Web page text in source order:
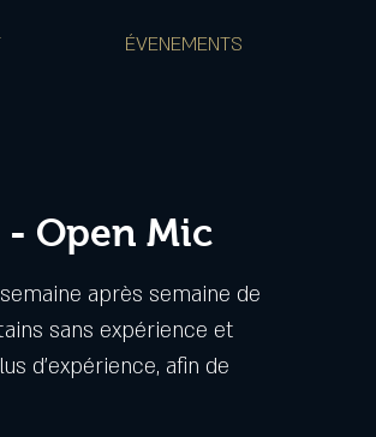
ÉVENEMENTS
- Open Mic
après semaine de
sans expérience et
d'expérience, afin de